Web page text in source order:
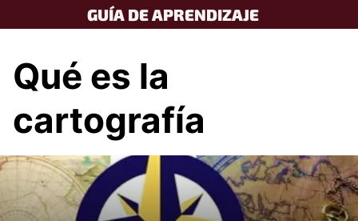
to
GUÍA DE APRENDIZAJE
Qué es la
cartografía